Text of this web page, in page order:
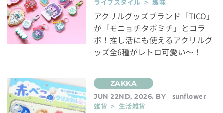
ライフスタイル > 趣味
アクリルグッズブランド「TICO」
が「モニョチタポミチ」とコラ
ボ！推し活にも使えるアクリルグ
ッズ全6種がレトロ可愛い～！
JUN 22ND, 2026. BY
sunflower
雑貨 > 生活雑貨